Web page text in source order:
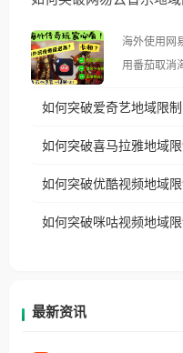
示语。 海外用户如香港、澳门、台湾、美国、加拿
像其他音乐
仅能在中国大陆地区播
使用番茄回
台湾、美国
权限制所困
海外使用网
用番茄取消海外地区限
播放”的提示语。 海外用户如香港、澳
国、加拿大
制问题，且仅能
户收听网易
如何突破爱奇艺地域限制
如何突破喜马拉雅地域
如何突破优酷视频地域
如何突破咪咕视频地域
最新资讯